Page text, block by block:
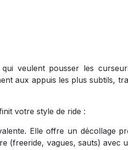
veulent pousser les
aux appuis les plus subtils,
votre style de ride :
Elle offre un décollage
(freeride, vagues, sauts) avec